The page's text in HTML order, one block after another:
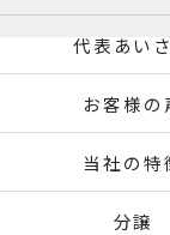
代表あい
お客様の
当社の特
分譲